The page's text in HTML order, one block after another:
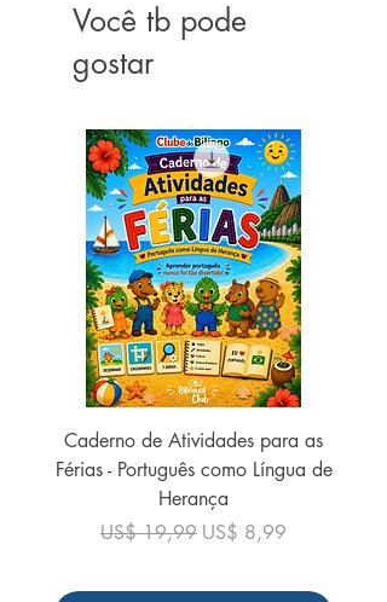
Linha Editorial: Ciranda Cultural -
Ficção infantil
Ano de Edição: 2021
Número da Edição: 1
Altura: 26,80
Largura: 20,10
Espessura: 0,60
Você tb pode
gostar
Caderno de Atividades para as
Férias - Português como Língua de
Herança
Preço normal
US$ 19,99 Preço promocional
US$ 8,99